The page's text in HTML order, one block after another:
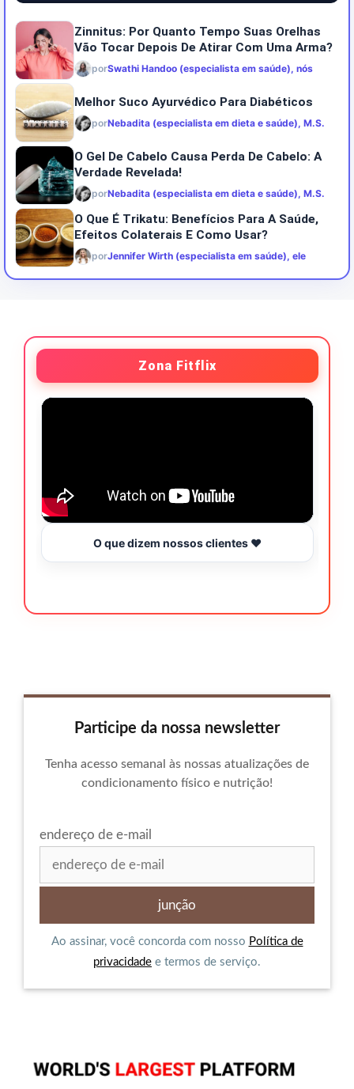
Zinnitus: Por Quanto Tempo Suas Orelhas
Vão Tocar Depois De Atirar Com Uma Arma?
porSwathi Handoo (especialista em saúde), nós
Melhor Suco Ayurvédico Para Diabéticos
porNebadita (especialista em dieta e saúde), M.S.
O Gel De Cabelo Causa Perda De Cabelo: A
Verdade Revelada!
porNebadita (especialista em dieta e saúde), M.S.
O Que É Trikatu: Benefícios Para A Saúde,
Efeitos Colaterais E Como Usar?
porJennifer Wirth (especialista em saúde), ele
Zona Fitflix
O que dizem nossos clientes ❤️
Participe da nossa newsletter
Tenha acesso semanal às nossas atualizações de
condicionamento físico e nutrição!
endereço de e-mail
Ao assinar, você concorda com nosso Política de
privacidade e termos de serviço.